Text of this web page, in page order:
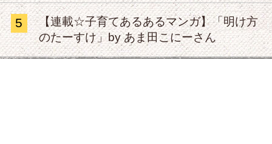
5
【連載☆子育てあるあるマンガ】「明け方
のたーすけ」by あま田こにーさん